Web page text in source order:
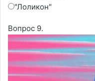
"Лоликон"
Вопрос 9.